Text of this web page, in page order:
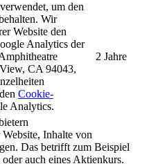
um den
Wir
Website den
Analytics der
CA 94043,
Cookie-
Analytics.
2 Jahre
Inhalte von
Das betrifft zum Beispiel
auch eines Aktienkurs.